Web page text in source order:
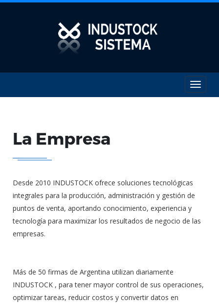
Toggle
La Empresa
Desde 2010 INDUSTOCK ofrece soluciones tecnológicas
integrales para la producción, administración y gestión de
puntos de venta, aportando conocimiento, experiencia y
tecnología para maximizar los resultados de negocio de las
empresas.
Más de 50 firmas de Argentina utilizan diariamente
INDUSTOCK , para tener mayor control de sus operaciones,
optimizar tareas, reducir costos y convertir datos en